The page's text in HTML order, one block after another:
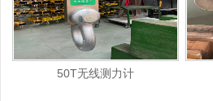
50T无线测力计